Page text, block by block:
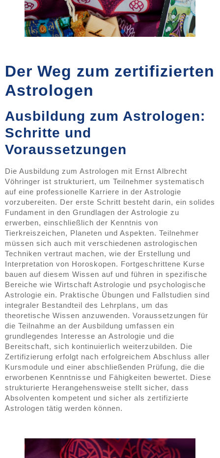
Der Weg zum zertifizierten
Astrologen
Ausbildung zum Astrologen:
Schritte und
Voraussetzungen
Die Ausbildung zum Astrologen mit Ernst Albrecht
Vöhringer ist strukturiert, um Teilnehmer systematisch
auf eine professionelle Karriere in der Astrologie
vorzubereiten. Der erste Schritt besteht darin, ein solides
Fundament in den Grundlagen der Astrologie zu
erwerben, einschließlich der Kenntnis von
Tierkreiszeichen, Planeten und Aspekten. Teilnehmer
müssen sich auch mit verschiedenen astrologischen
Techniken vertraut machen, wie der Erstellung und
Interpretation von Horoskopen. Fortgeschrittene Kurse
bauen auf diesem Wissen auf und führen in spezifische
Bereiche wie Wirtschaft Astrologie und psychologische
Astrologie ein. Praktische Übungen und Fallstudien sind
integraler Bestandteil des Lehrplans, um das
theoretische Wissen anzuwenden. Voraussetzungen für
die Teilnahme an der Ausbildung umfassen ein
grundlegendes Interesse an Astrologie und die
Bereitschaft, sich kontinuierlich weiterzubilden. Die
Zertifizierung erfolgt nach erfolgreichem Abschluss aller
Kursmodule und einer abschließenden Prüfung, die die
erworbenen Kenntnisse und Fähigkeiten bewertet. Diese
strukturierte Herangehensweise stellt sicher, dass
Absolventen kompetent und sicher als zertifizierte
Astrologen tätig werden können.